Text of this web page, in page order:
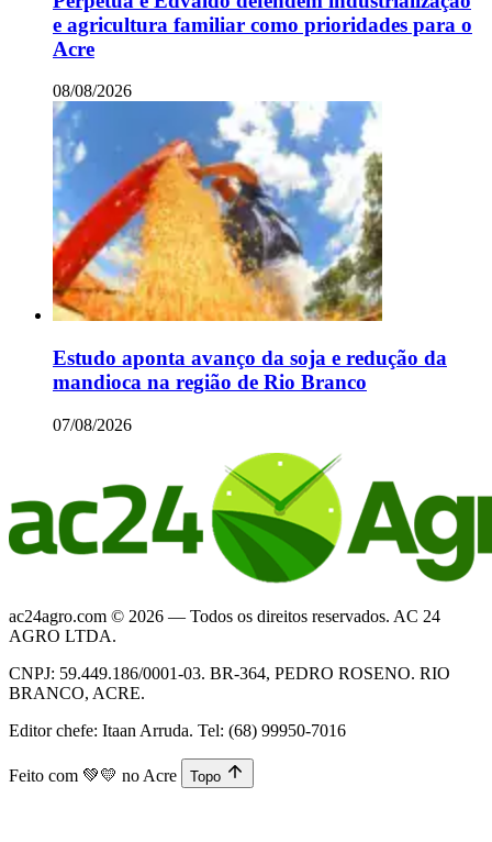
e agricultura familiar como prioridades para o
Acre
08/08/2026
Estudo aponta avanço da soja e redução da
mandioca na região de Rio Branco
07/08/2026
ac24agro.com © 2026 — Todos os direitos reservados. AC 24
AGRO LTDA.
CNPJ: 59.449.186/0001-03. BR-364, PEDRO ROSENO. RIO
BRANCO, ACRE.
Editor chefe: Itaan Arruda. Tel: (68) 99950-7016
Feito com 💚💛 no Acre Topo